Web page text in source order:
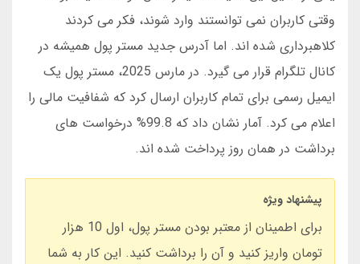
وقتی کاربران نمی توانستند وارد شوند، فکر می کردند
کلاهبرداری شده اند. اما آدرس جدید مستر پول همیشه در
کانال تلگرام قرار می گیرد. در مارس 2025، مستر پول یک
ایمیل رسمی برای تمام کاربران ارسال کرد که شفافیت مالی را
اعلام می کرد. آمار نشان داد که 99.8% درخواست های
برداشت در همان روز پرداخت شده اند.
پیشنهاد ویژه
برای اطمینان از معتبر بودن مستر پول، اول 10 هزار
تومان واریز کنید و آن را برداشت کنید. این کار به شما